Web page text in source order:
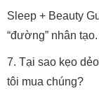
Sleep + Beauty
“đường” nhân tạo.
7. Tại sao kẹo
tôi mua chúng?